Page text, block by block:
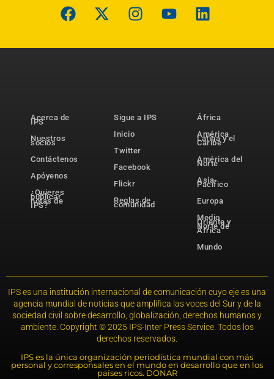
Acerca de
IPS
Nuestros
socios
Contáctenos
Apóyenos
¿Quieres
publicar
notas de
IPS?
Sigue a IPS
Inicio
Twitter
Facebook
Flickr
Reglas de
comunidad
África
América
Latina y el
Caribe
América del
Norte
Asia-
Pacífico
Europa
Medio
Oriente y
Norte de
África
Mundo
IPS es una institución internacional de comunicación cuyo eje es una
agencia mundial de noticias que amplifica las voces del Sur y de la
sociedad civil sobre desarrollo, globalización, derechos humanos y
ambiente. Copyright © 2025 IPS-Inter Press Service. Todos los
derechos reservados.
IPS es la única organización periodística mundial con más
personal y corresponsales en el mundo en desarrollo que en los
países ricos. DONAR